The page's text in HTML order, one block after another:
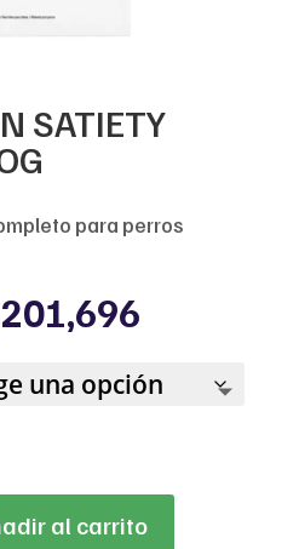
SATIETY
para perros
201,696Current
price
is:
al carrito